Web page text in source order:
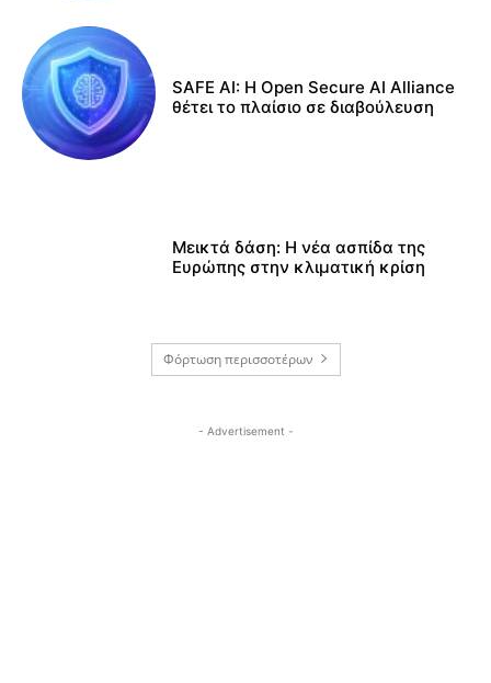
SAFE AI: Η Open Secure AI Alliance
θέτει το πλαίσιο σε διαβούλευση
Μεικτά δάση: Η νέα ασπίδα της
Ευρώπης στην κλιματική κρίση
Φόρτωση περισσοτέρων
- Advertisement -